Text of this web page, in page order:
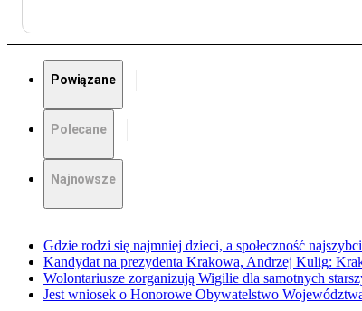
Powiązane
Polecane
Najnowsze
Gdzie rodzi się najmniej dzieci, a społeczność
Kandydat na prezydenta Krakowa, Andrzej Kulig:
Wolontariusze zorganizują Wigilie dla samotnych
Jest wniosek o Honorowe Obywatelstwo